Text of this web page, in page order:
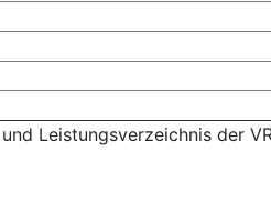
Leistungsverzeichnis der